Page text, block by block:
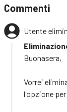
Commenti
Utente
Buonasera,
Vorrei
l'opzione